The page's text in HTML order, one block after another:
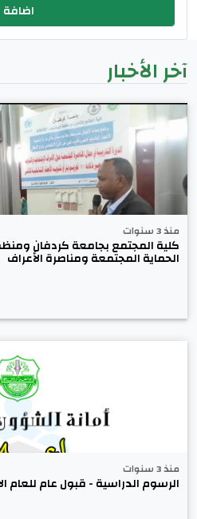
آخر الأخبار
منذ 3 سنوات
كلية المجتمع بجامعة كردفان
الحماية المجتمعة ومناصرة الأعراف
منذ 3 سنوات
الرسوم الدراسية - قبول عام للعام